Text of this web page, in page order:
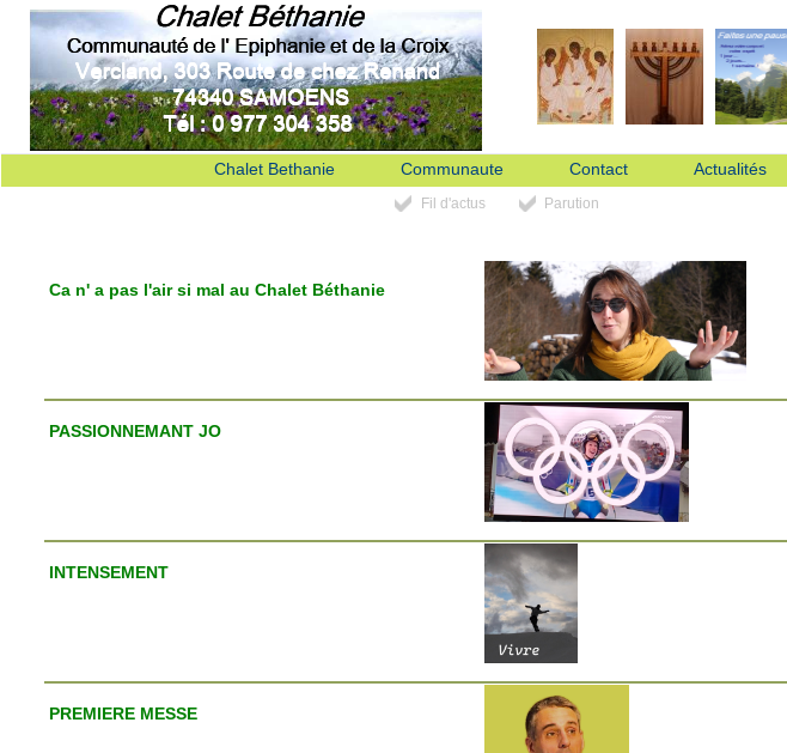
Chalet Bethanie Communaute Contact Actualités
Fil d'actus Parution
Ca n' a pas l'air si mal au Chalet Béthanie
PASSIONNEMANT JO
INTENSEMENT
PREMIERE MESSE